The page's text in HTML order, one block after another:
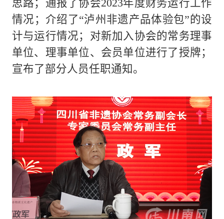
思路；通报了协会2023年度财务运行工作
情况；介绍了“泸州非遗产品体验包”的设
计与运行情况；对新加入协会的常务理事
单位、理事单位、会员单位进行了授牌；
宣布了部分人员任职通知。